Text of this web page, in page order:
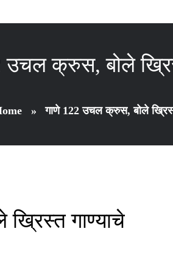
उचल क्रुस, बोले
» गाणे 122 उचल क्रुस, बोले
गाण्याचे